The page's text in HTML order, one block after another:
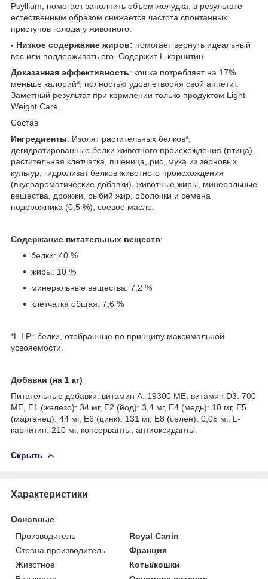
Psyllium, помогает заполнить объем желудка, в результате
естественным образом снижается частота спонтанных
приступов голода у животного.
- Низкое содержание жиров: помогает вернуть идеальный
вес или поддерживать его. Содержит L-карнитин.
Доказанная эффективность: кошка потребляет на 17%
меньше калорий*, полностью удовлетворяя свой аппетит.
Заметный результат при кормлении только продуктом Light
Weight Care.
Состав
Ингредиенты: Изолят растительных белков*,
дегидратированные белки животного происхождения (птица),
растительная клетчатка, пшеница, рис, мука из зерновых
культур, гидролизат белков животного происхождения
(вкусоароматические добавки), животные жиры, минеральные
вещества, дрожжи, рыбий жир, оболочки и семена
подорожника (0,5 %), соевое масло.
Содержание питательных веществ:
белки: 40 %
жиры: 10 %
минеральные вещества: 7,2 %
клетчатка общая: 7,6 %
*L.I.P.: белки, отобранные по принципу максимальной
усвояемости.
Добавки (на 1 кг)
Питательные добавки: витамин A: 19300 МЕ, витамин D3: 700
МЕ, E1 (железо): 34 мг, E2 (йод): 3,4 мг, E4 (медь): 10 мг, E5
(марганец): 44 мг, E6 (цинк): 131 мг, E8 (селен): 0,05 мг, L-
карнитин: 210 мг, консерванты, антиоксиданты.
Скрыть
Характеристики
Основные
Производитель
Royal Canin
Страна производитель
Франция
Животное
Коты/кошки